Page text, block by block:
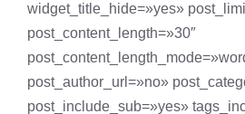
widget_title_hide=»yes»
post_content_length=»30″
post_author_url=»no»
post_include_sub=»yes»